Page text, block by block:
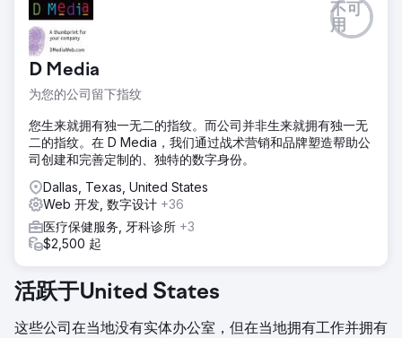
D Media
为您的公司留下指纹
不可
用
您生来就拥有独一无二的指纹。而公司并非生来就拥有独一无
二的指纹。在 D Media，我们通过战术营销和品牌塑造帮助公
司创建和完善定制的、独特的数字身份。
Dallas, Texas, United States
Web 开发, 数字设计 +36
医疗保健服务, 牙科诊所 +3
$2,500 起
活跃于United States
这些公司在当地没有实体办公室，但在当地拥有工作并拥有